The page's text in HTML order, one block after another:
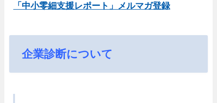
「中小零細支援レポート」メルマガ登録
企業診断について